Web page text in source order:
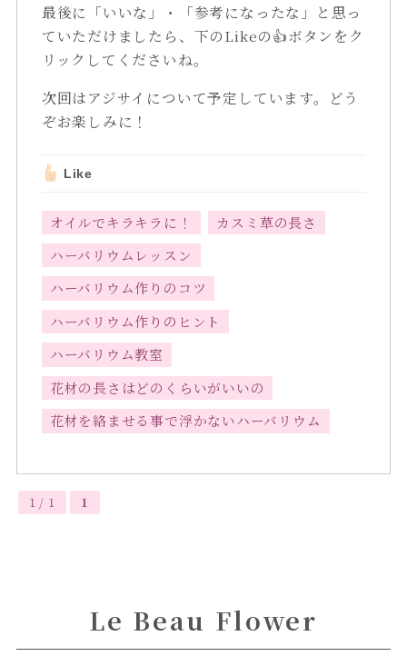
最後に「いいな」・「参考になったな」と思っ
ていただけましたら、下のLikeの👍ボタンをク
リックしてくださいね。
次回はアジサイについて予定しています。どう
ぞお楽しみに！
Like
オイルでキラキラに！
カスミ草の長さ
ハーバリウムレッスン
ハーバリウム作りのコツ
ハーバリウム作りのヒント
ハーバリウム教室
花材の長さはどのくらいがいいの
花材を絡ませる事で浮かないハーバリウム
1 / 1 1
Le Beau Flower